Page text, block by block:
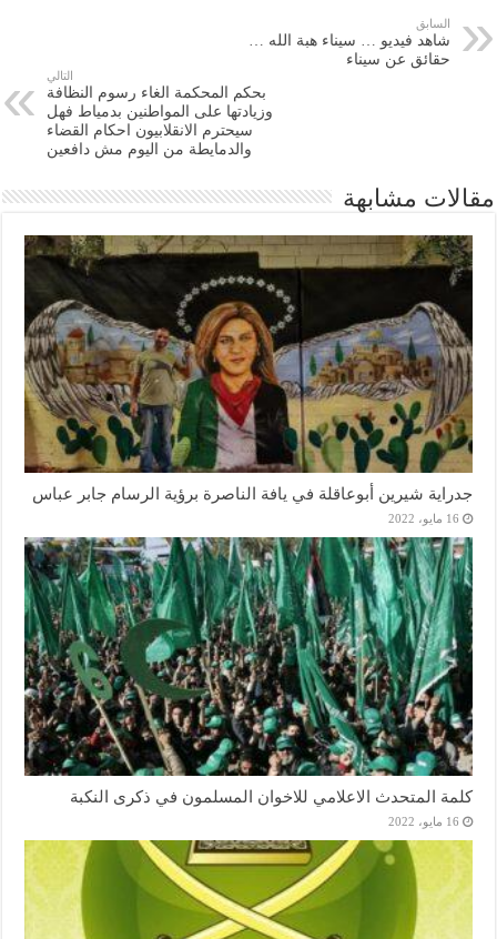
السابق
شاهد فيديو … سيناء هبة الله …
حقائق عن سيناء
التالي
بحكم المحكمة الغاء رسوم النظافة
وزيادتها على المواطنين بدمياط فهل
سيحترم الانقلابيون احكام القضاء
والدمايطة من اليوم مش دافعين
مقالات مشابهة
جدراية شيرين أبوعاقلة في يافة الناصرة برؤية الرسام جابر عباس
16 مايو، 2022
كلمة المتحدث الاعلامي للاخوان المسلمون في ذكرى النكبة
16 مايو، 2022